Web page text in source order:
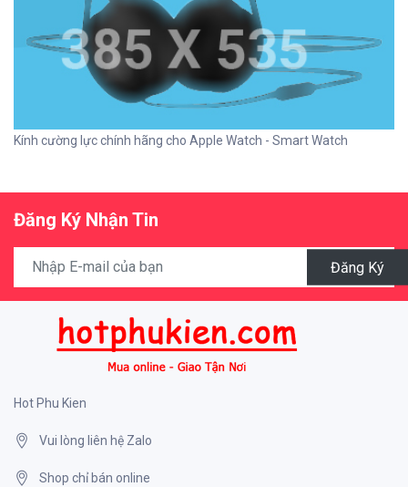
Kính cường lực chính hãng cho Apple Watch - Smart Watch
Đăng Ký Nhận Tin
Đăng Ký
Hot Phu Kien
Vui lòng liên hệ Zalo
Shop chỉ bán online